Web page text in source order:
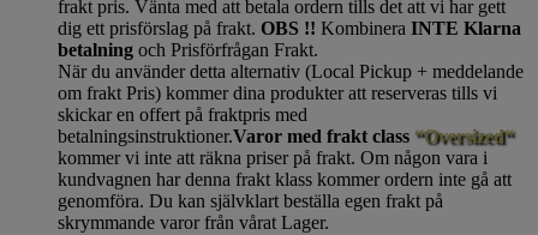
frakt pris. Vänta med att betala ordern tills det att vi har gett
dig ett prisförslag på frakt. OBS !! Kombinera INTE Klarna
betalning och Prisförfrågan Frakt.
När du använder detta alternativ (Local Pickup + meddelande
om frakt Pris) kommer dina produkter att reserveras tills vi
skickar en offert på fraktpris med
betalningsinstruktioner.Varor med frakt class “Oversized“
kommer vi inte att räkna priser på frakt. Om någon vara i
kundvagnen har denna frakt klass kommer ordern inte gå att
genomföra. Du kan självklart beställa egen frakt på
skrymmande varor från vårat Lager.